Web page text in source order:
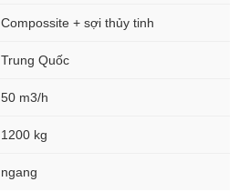
Compossite + sợi thủy tinh
Trung Quốc
50 m3/h
1200 kg
ngang